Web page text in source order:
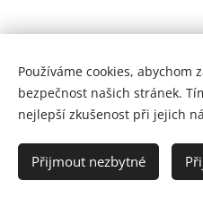
Vytvořeno službou
Používáme cookies, abychom
bezpečnost našich stránek.
nejlepší zkušenost při jejich
Přijmout nezbytné